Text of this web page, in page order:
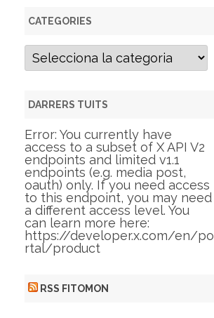
CATEGORIES
C
g
r
i
e
s
DARRERS TUITS
Error: You currently have
access to a subset of X API V2
endpoints and limited v1.1
endpoints (e.g. media post,
oauth) only. If you need access
to this endpoint, you may need
a different access level. You
can learn more here:
https://developer.x.com/en/po
rtal/product
RSS FITOMON